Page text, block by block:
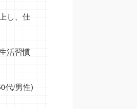
し、仕
活習慣
代/男性)